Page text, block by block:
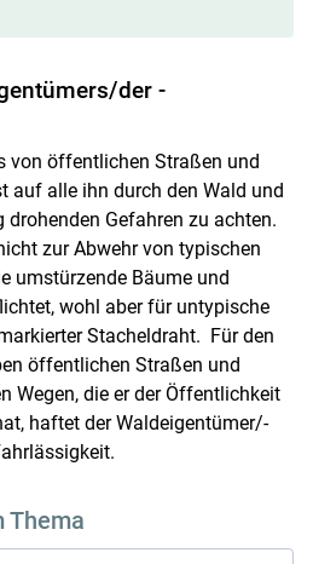
der -
von öffentlichen Straßen und
auf alle ihn durch den Wald und
Gefahren zu achten.
zur Abwehr von typischen
umstürzende Bäume und
wohl aber für untypische
Stacheldraht. Für den
öffentlichen Straßen und
Wegen, die er der Öffentlichkeit
haftet der Waldeigentümer/-
Thema